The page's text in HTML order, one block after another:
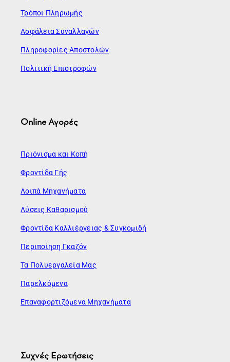
Τρόποι Πληρωμής
Ασφάλεια Συναλλαγών
Πληροφορίες Αποστολών
Πολιτική Επιστροφών
Online Αγορές
Πριόνισμα και Κοπή
Φροντίδα Γής
Λοιπά Μηχανήματα
Λύσεις Καθαρισμού
Φροντίδα Καλλιέργειας & Συγκομιδή
Περιποίηση Γκαζόν
Τα Πολυεργαλεία Μας
Παρελκόμενα
Επαναφορτιζόμενα Μηχανήματα
Συχνές Ερωτήσεις